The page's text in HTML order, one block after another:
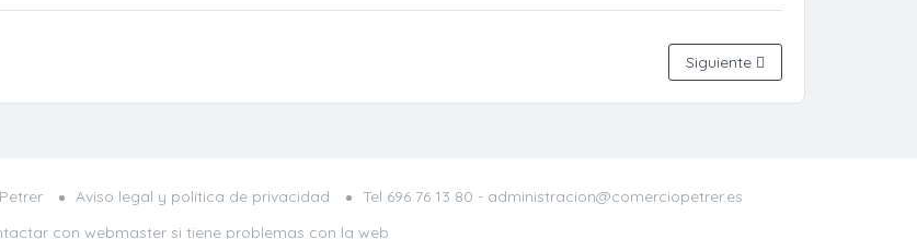
Siguiente
Aviso legal y política de privacidad Tel 696 76 13 80 - administracion@comerciopetrer.es
con webmaster si tiene problemas con la web